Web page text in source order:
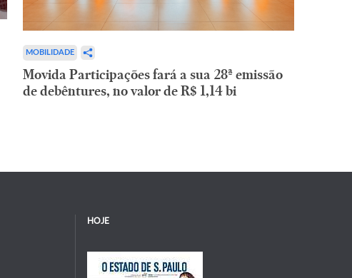
MOBILIDADE
Movida Participações fará a sua 28ª emissão
de debêntures, no valor de R$ 1,14 bi
HOJE